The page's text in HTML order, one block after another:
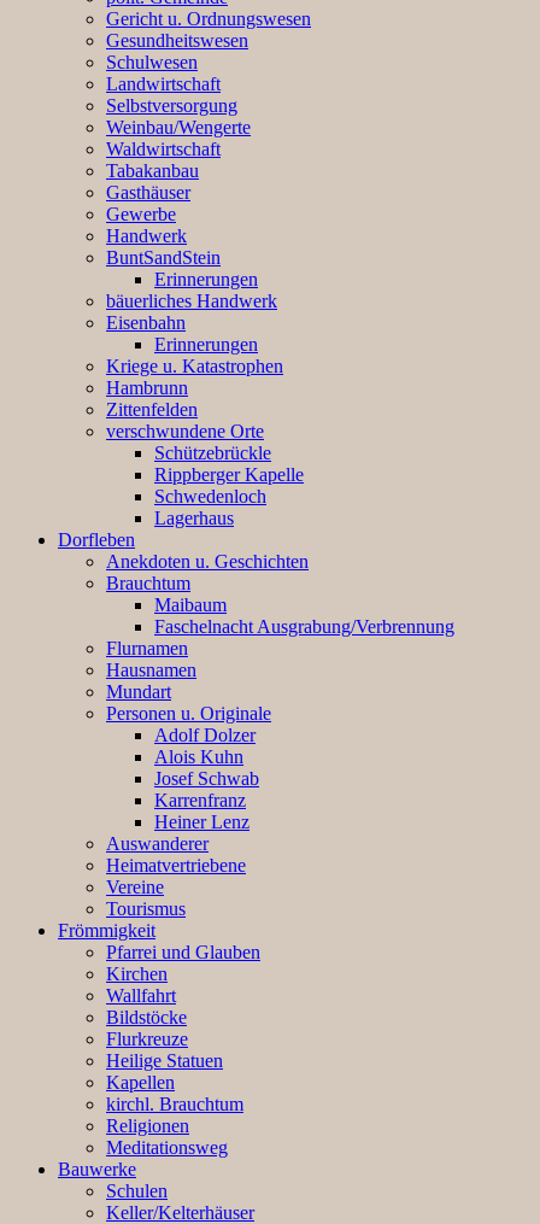
Gericht u. Ordnungswesen
Gesundheitswesen
Schulwesen
Landwirtschaft
Selbstversorgung
Weinbau/Wengerte
Waldwirtschaft
Tabakanbau
Gasthäuser
Gewerbe
Handwerk
BuntSandStein
Erinnerungen
bäuerliches Handwerk
Eisenbahn
Erinnerungen
Kriege u. Katastrophen
Hambrunn
Zittenfelden
verschwundene Orte
Schützebrückle
Rippberger Kapelle
Schwedenloch
Lagerhaus
Dorfleben
Anekdoten u. Geschichten
Brauchtum
Maibaum
Faschelnacht Ausgrabung/Verbrennung
Flurnamen
Hausnamen
Mundart
Personen u. Originale
Adolf Dolzer
Alois Kuhn
Josef Schwab
Karrenfranz
Heiner Lenz
Auswanderer
Heimatvertriebene
Vereine
Tourismus
Frömmigkeit
Pfarrei und Glauben
Kirchen
Wallfahrt
Bildstöcke
Flurkreuze
Heilige Statuen
Kapellen
kirchl. Brauchtum
Religionen
Meditationsweg
Bauwerke
Schulen
Keller/Kelterhäuser